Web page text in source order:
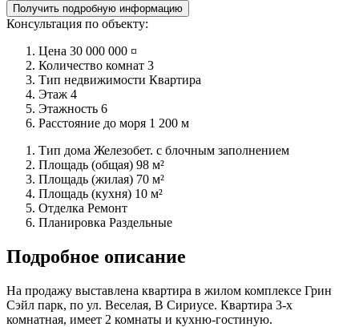
Получить подробную информацию
Консультация по объекту:
Цена 30 000 000 ¤
Количество комнат 3
Тип недвижимости Квартира
Этаж 4
Этажность 6
Расстояние до моря 1 200 м
Тип дома Железобет. с блочным заполнением
Площадь (общая) 98 м²
Площадь (жилая) 70 м²
Площадь (кухня) 10 м²
Отделка Ремонт
Планировка Раздельные
Подробное описание
На продажу выставлена квартира в жилом комплексе Грин
Сэйл парк, по ул. Веселая, В Сириусе. Квартира 3-х
комнатная, имеет 2 комнаты и кухню-гостиную.